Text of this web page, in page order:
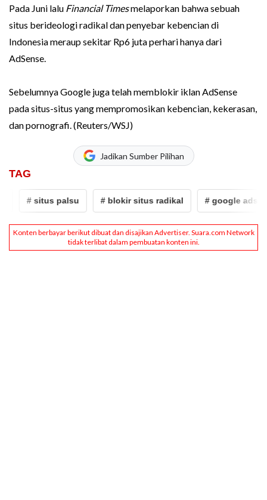
Pada Juni lalu Financial Timesmelaporkan bahwa sebuah
situs berideologi radikal dan penyebar kebencian di
Indonesia meraup sekitar Rp6 juta perhari hanya dari
AdSense.
Sebelumnya Google juga telah memblokir iklan AdSense
pada situs-situs yang mempromosikan kebencian, kekerasan,
dan pornografi. (Reuters/WSJ)
Jadikan Sumber Pilihan
TAG
# situs palsu # blokir situs radikal # google adsense